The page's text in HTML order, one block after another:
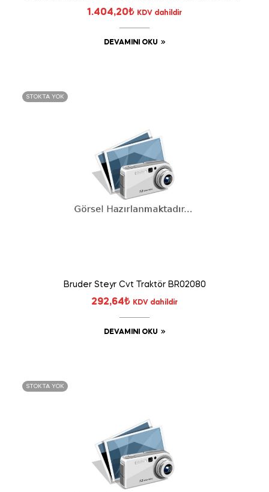
1.404,20₺ KDV dahildir
DEVAMINI OKU
STOKTA YOK
Bruder Steyr Cvt Traktör BR02080
292,64₺ KDV dahildir
DEVAMINI OKU
STOKTA YOK